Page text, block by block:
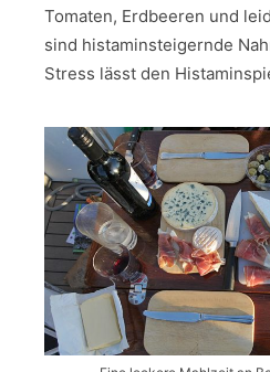
Tomaten, Erdbeeren und
sind histaminsteigernde
Stress lässt den